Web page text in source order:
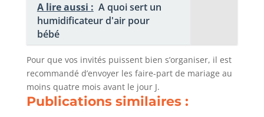
A lire aussi : A quoi sert un
humidificateur d'air pour
bébé
Pour que vos invités puissent bien s’organiser, il est
recommandé d’envoyer les faire-part de mariage au
moins quatre mois avant le jour J.
Publications similaires :